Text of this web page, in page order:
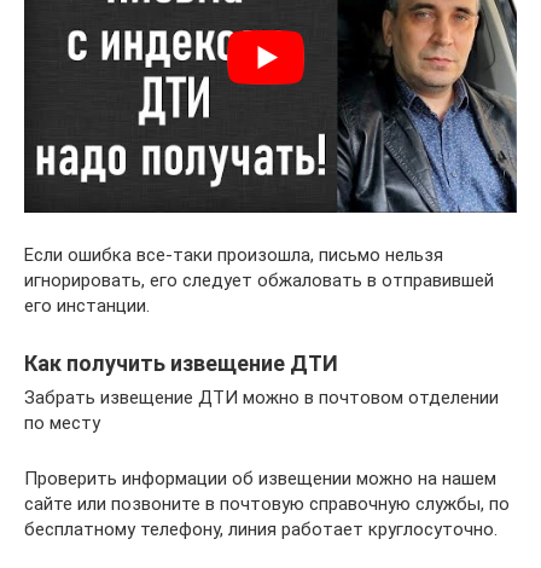
Если ошибка все-таки произошла, письмо нельзя
игнорировать, его следует обжаловать в отправившей
его инстанции.
Как получить извещение ДТИ
Забрать извещение ДТИ можно в почтовом отделении
по месту
Проверить информации об извещении можно на нашем
сайте или позвоните в почтовую справочную службы, по
бесплатному телефону, линия работает круглосуточно.